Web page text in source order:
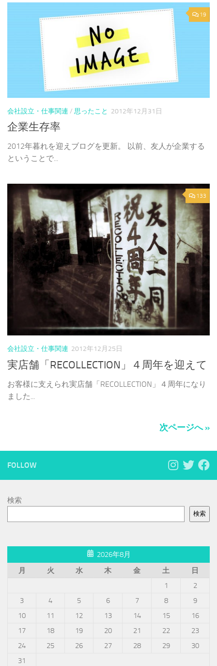
19
会社設立・仕事関連 / 思ったこと 2012年12月31日
企業生存率
2012年暮れを迎えブログを更新。 以前、友人が企業する
ということで...
133
会社設立・仕事関連 2012年12月25日
実店舗「RECOLLECTION」４周年を迎えて
お客様に支えられ実店舗「RECOLLECTION」４周年になり
ました...
次ページへ »
FOLLOW
検索
検索
2026年8月
月
火 水 木 金 土
日
1
2
3
4 5 6 7 8
9
10
11 12 13 14 15
16
17
18 19 20 21 22
23
24
25 26 27 28 29
30
31